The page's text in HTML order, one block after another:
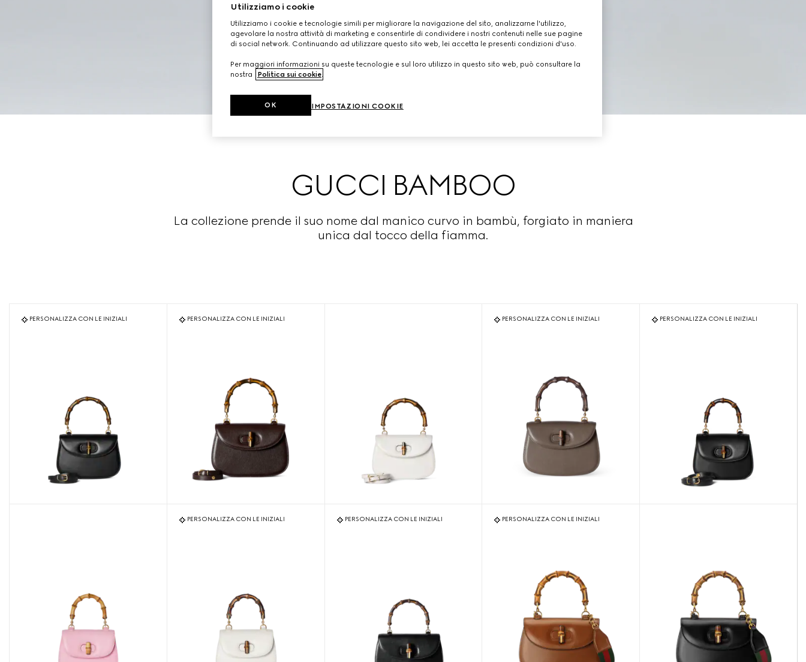
GUCCI BAMBOO
La collezione prende il suo nome dal manico curvo in bambù, forgiato in maniera
unica dal tocco della fiamma.
PERSONALIZZA CON LE INIZIALI PERSONALIZZA CON LE INIZIALI PERSONALIZZA CON LE INIZIALI PERSONALIZZA CON LE INIZIALI
PERSONALIZZA CON LE INIZIALI PERSONALIZZA CON LE INIZIALI PERSONALIZZA CON LE INIZIALI
Utilizziamo i cookie
Utilizziamo i cookie e tecnologie simili per migliorare la navigazione del sito, analizzarne l'utilizzo,
agevolare la nostra attività di marketing e consentirle di condividere i nostri contenuti nelle sue pagine
di social network. Continuando ad utilizzare questo sito web, lei accetta le presenti condizioni d'uso.
Per maggiori informazioni su queste tecnologie e sul loro utilizzo in questo sito web, può consultare la
nostra
Politica sui cookie
IMPOSTAZIONI COOKIE
OK